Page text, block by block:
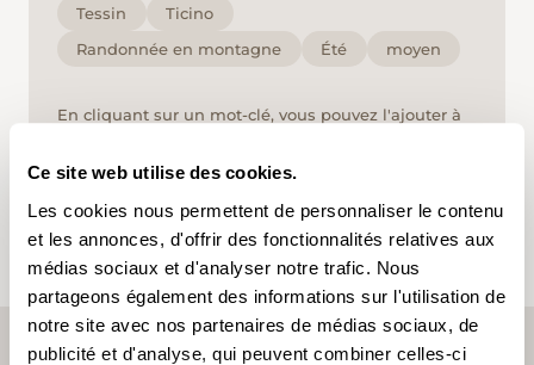
Ce site web utilise des cookies.
Les cookies nous permettent de personnaliser le contenu
et les annonces, d'offrir des fonctionnalités relatives aux
médias sociaux et d'analyser notre trafic. Nous
partageons également des informations sur l'utilisation de
notre site avec nos partenaires de médias sociaux, de
publicité et d'analyse, qui peuvent combiner celles-ci
Tessin
Ticino
Randonnée en montagne
Été moyen
En cliquant sur un mot-clé, vous pouvez l'ajouter à
peuvent être enregistrés que dans un compte